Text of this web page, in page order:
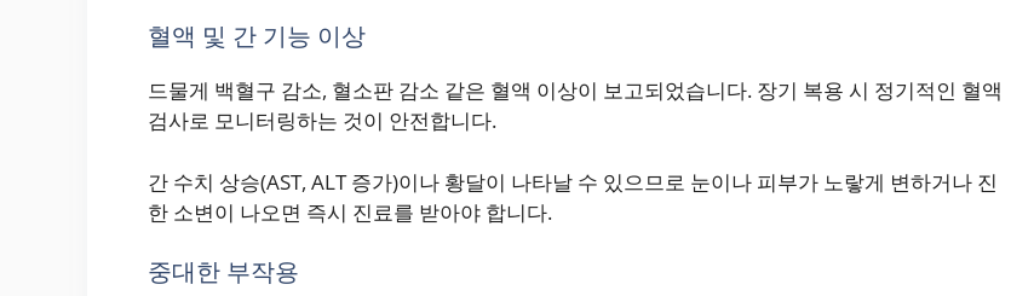
혈액 및 간 기능 이상
드물게 백혈구 감소, 혈소판 감소 같은 혈액 이상이 보고되었습니다. 장기 복용 시 정기적인 혈액
검사로 모니터링하는 것이 안전합니다.
간 수치 상승(AST, ALT 증가)이나 황달이 나타날 수 있으므로 눈이나 피부가 노랗게 변하거나 진
한 소변이 나오면 즉시 진료를 받아야 합니다.
중대한 부작용